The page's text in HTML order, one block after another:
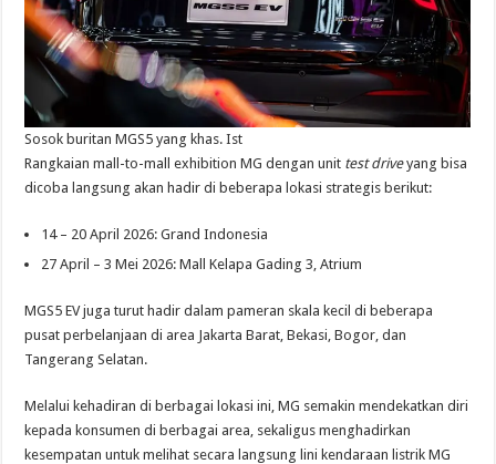
Sosok buritan MGS5 yang khas. Ist
Rangkaian mall-to-mall exhibition MG dengan unit test driveyang bisa
dicoba langsung akan hadir di beberapa lokasi strategis berikut:
14 – 20 April 2026: Grand Indonesia
27 April – 3 Mei 2026: Mall Kelapa Gading 3, Atrium
MGS5 EV juga turut hadir dalam pameran skala kecil di beberapa
pusat perbelanjaan di area Jakarta Barat, Bekasi, Bogor, dan
Tangerang Selatan.
Melalui kehadiran di berbagai lokasi ini, MG semakin mendekatkan diri
kepada konsumen di berbagai area, sekaligus menghadirkan
kesempatan untuk melihat secara langsung lini kendaraan listrik MG